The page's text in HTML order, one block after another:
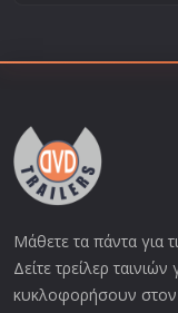
Μάθετε τα πάντα για
Δείτε τρείλερ
κυκλοφορήσουν στον